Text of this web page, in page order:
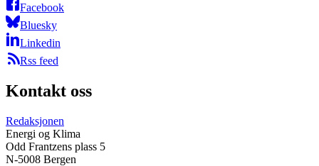
Facebook
Bluesky
Linkedin
Rss feed
Kontakt oss
Redaksjonen
Energi og Klima
Odd Frantzens plass 5
N-5008 Bergen